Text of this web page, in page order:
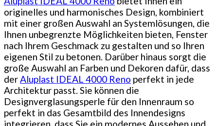
originelles und harmonisches Design, kombiniert
mit einer großen Auswahl an Systemlösungen, die
Ihnen unbegrenzte Möglichkeiten bieten, Fenster
nach Ihrem Geschmack zu gestalten und so Ihren
eigenen Stil zu betonen. Darüber hinaus sorgt die
große Auswahl an Farben und Dekoren dafür, dass
derAluplast IDEAL 4000 Reno perfekt in jede
Architektur passt. Sie können die
Designverglasungsperle für den Innenraum so
perfekt in das Gesamtbild des Innendesigns